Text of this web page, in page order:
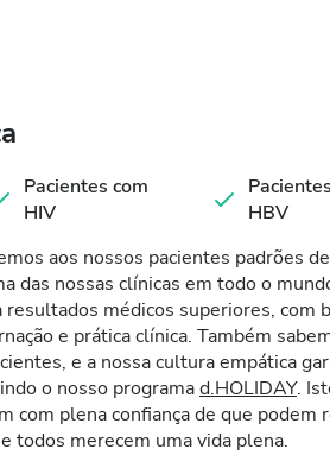
Pacientes com
HIV
HBV
aos nossos pacientes padrões
das nossas clínicas em todo o
resultados médicos superiores, com
e prática clínica. Também
e a nossa cultura empática
o nosso programad.HOLIDAY.
com plena confiança de que podem
todos merecem uma vida plena.